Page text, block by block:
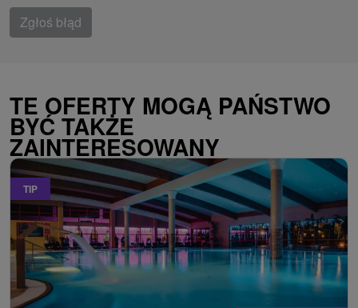
Zgłoś błąd
TE OFERTY MOGĄ PAŃSTWO
BYĆ TAKŻE
ZAINTERESOWANY
TIP